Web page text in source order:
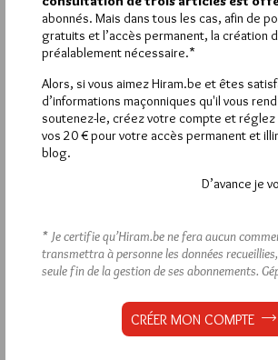
30 MARS 2011 À 11H15 / RÉPONDRE
En fait si on suit Koopa Troopa, le propos
n’y a pas que les blancs qui sont racistes
l’ami !) , donc n’ayons plus honte d’être
Désolé mais le racisme et la xenophobie
ce soit de cette fille des indigènes de la
La haine xenophobe et religieuse du GO…
vous n’y êtes pas…
abonnés. Mais dans tous les cas, afin de
gratuits et l’accès permanent, la création
préalablement nécessaire.*
Alors, si vous aimez Hiram.be et êtes
d’informations maçonniques qu'il vous
soutenez-le, créez votre compte et réglez
vos 20 € pour votre accès permanent et
blog.
D’avance je
* Je certifie qu’Hiram.be ne fera aucun
transmettra à personne les données
seule fin de la gestion de ses abonnements.
CRÉER MON COMPTE